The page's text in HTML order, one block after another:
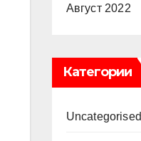
Август 2022
Категории
Uncategorised